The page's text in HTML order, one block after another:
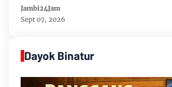
Anniversary Sinsen
Jambi24Jam
Sept 07, 2026
Dayok Binatur